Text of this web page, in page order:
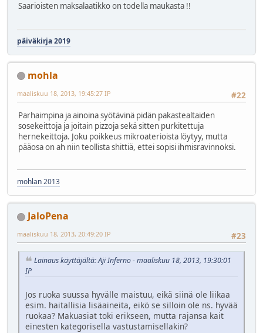
Saarioisten maksalaatikko on todella maukasta !!
päiväkirja 2019
mohla
#22
maaliskuu 18, 2013, 19:45:27 IP
Parhaimpina ja ainoina syötävinä pidän pakastealtaiden
sosekeittoja ja joitain pizzoja sekä sitten purkitettuja
hernekeittoja. Joku poikkeus mikroaterioista löytyy, mutta
pääosa on ah niin teollista shittiä, ettei sopisi ihmisravinnoksi.
mohlan 2013
JaloPena
#23
maaliskuu 18, 2013, 20:49:20 IP
Lainaus käyttäjältä: Aji Inferno - maaliskuu 18, 2013, 19:30:01
IP
Jos ruoka suussa hyvälle maistuu, eikä siinä ole liikaa
esim. haitallisia lisäaineita, eikö se silloin ole ns. hyvää
ruokaa? Makuasiat toki erikseen, mutta rajansa kait
einesten kategorisella vastustamisellakin?